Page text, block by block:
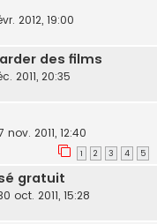
2012, 19:00
des films
2011, 20:35
nov. 2011, 12:40
1 2 3 4 5
gratuit
oct. 2011, 15:28